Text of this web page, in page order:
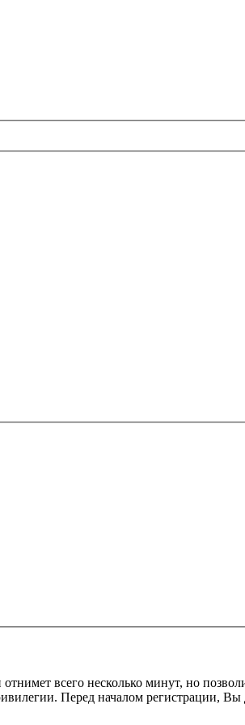
всего несколько минут, но
Перед началом регистрации,